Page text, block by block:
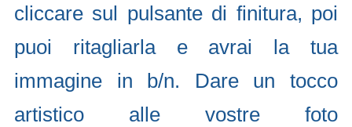
cliccare sul pulsante di finitura, poi
puoi ritagliarla e avrai la tua
immagine in b/n. Dare un tocco
artistico alle vostre foto